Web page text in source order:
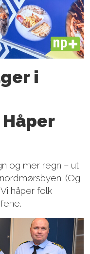
PLUS
i
og mer regn – ut
(Og
håper folk